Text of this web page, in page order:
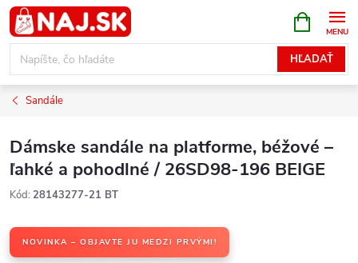
Prejsť
na
obsah
HĽADAŤ
KOŠÍK
Sandále
Dámske sandále na platforme, béžové –
ľahké a pohodlné / 26SD98-196 BEIGE
Kód: 28143277-21 BT
NOVINKA – OBJAVTE JU MEDZI PRVÝMI!